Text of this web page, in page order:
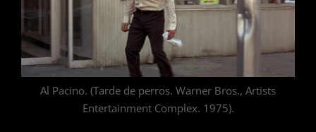
Al Pacino. (Tarde de perros. Warner Bros., Artists
Entertainment Complex. 1975).